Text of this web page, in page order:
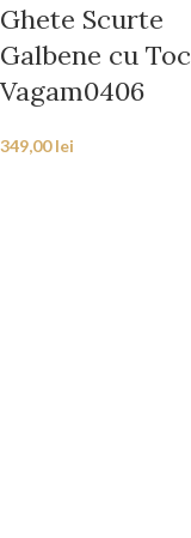
Ghete Scurte
Galbene cu Toc
Vagam0406
349,00lei